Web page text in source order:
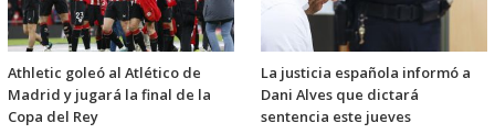
Athletic goleó al Atlético de
Madrid y jugará la final de la
Copa del Rey
La justicia española informó a
Dani Alves que dictará
sentencia este jueves